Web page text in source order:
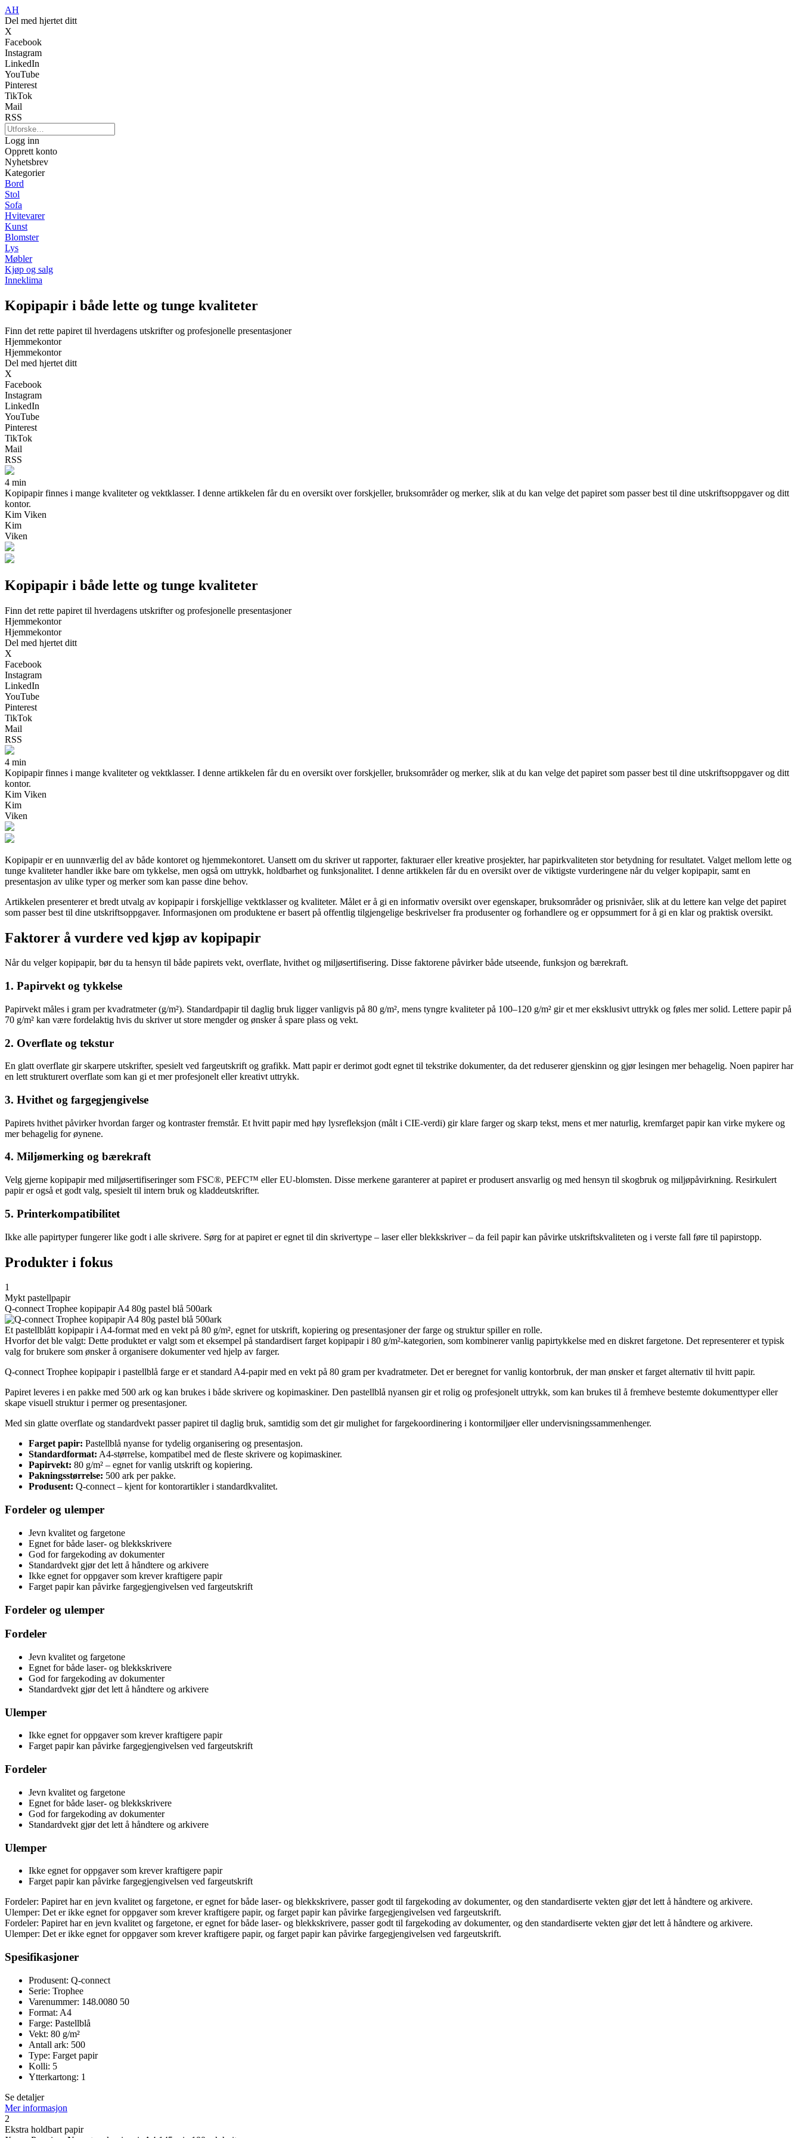
AH
Del med hjertet ditt
X
Facebook
Instagram
LinkedIn
YouTube
Pinterest
TikTok
Mail
RSS
Logg inn
Opprett konto
Nyhetsbrev
Kategorier
Bord
Stol
Sofa
Hvitevarer
Kunst
Blomster
Lys
Møbler
Kjøp og salg
Inneklima
Kopipapir i både lette og tunge kvaliteter
Finn det rette papiret til hverdagens utskrifter og profesjonelle presentasjoner
Hjemmekontor
Hjemmekontor
Del med hjertet ditt
X
Facebook
Instagram
LinkedIn
YouTube
Pinterest
TikTok
Mail
RSS
4 min
Kopipapir finnes i mange kvaliteter og vektklasser. I denne artikkelen får du en oversikt over forskjeller, bruksområder og merker, slik at du kan velge det papiret som passer best til dine utskriftsoppgaver og ditt
kontor.
Kim Viken
Kim
Viken
Kopipapir i både lette og tunge kvaliteter
Finn det rette papiret til hverdagens utskrifter og profesjonelle presentasjoner
Hjemmekontor
Hjemmekontor
Del med hjertet ditt
X
Facebook
Instagram
LinkedIn
YouTube
Pinterest
TikTok
Mail
RSS
4 min
Kopipapir finnes i mange kvaliteter og vektklasser. I denne artikkelen får du en oversikt over forskjeller, bruksområder og merker, slik at du kan velge det papiret som passer best til dine utskriftsoppgaver og ditt
kontor.
Kim Viken
Kim
Viken
Kopipapir er en uunnværlig del av både kontoret og hjemmekontoret. Uansett om du skriver ut rapporter, fakturaer eller kreative prosjekter, har papirkvaliteten stor betydning for resultatet. Valget mellom lette og
tunge kvaliteter handler ikke bare om tykkelse, men også om uttrykk, holdbarhet og funksjonalitet. I denne artikkelen får du en oversikt over de viktigste vurderingene når du velger kopipapir, samt en
presentasjon av ulike typer og merker som kan passe dine behov.
Artikkelen presenterer et bredt utvalg av kopipapir i forskjellige vektklasser og kvaliteter. Målet er å gi en informativ oversikt over egenskaper, bruksområder og prisnivåer, slik at du lettere kan velge det papiret
som passer best til dine utskriftsoppgaver. Informasjonen om produktene er basert på offentlig tilgjengelige beskrivelser fra produsenter og forhandlere og er oppsummert for å gi en klar og praktisk oversikt.
Faktorer å vurdere ved kjøp av kopipapir
Når du velger kopipapir, bør du ta hensyn til både papirets vekt, overflate, hvithet og miljøsertifisering. Disse faktorene påvirker både utseende, funksjon og bærekraft.
1. Papirvekt og tykkelse
Papirvekt måles i gram per kvadratmeter (g/m²). Standardpapir til daglig bruk ligger vanligvis på 80 g/m², mens tyngre kvaliteter på 100–120 g/m² gir et mer eksklusivt uttrykk og føles mer solid. Lettere papir på
70 g/m² kan være fordelaktig hvis du skriver ut store mengder og ønsker å spare plass og vekt.
2. Overflate og tekstur
En glatt overflate gir skarpere utskrifter, spesielt ved fargeutskrift og grafikk. Matt papir er derimot godt egnet til tekstrike dokumenter, da det reduserer gjenskinn og gjør lesingen mer behagelig. Noen papirer har
en lett strukturert overflate som kan gi et mer profesjonelt eller kreativt uttrykk.
3. Hvithet og fargegjengivelse
Papirets hvithet påvirker hvordan farger og kontraster fremstår. Et hvitt papir med høy lysrefleksjon (målt i CIE-verdi) gir klare farger og skarp tekst, mens et mer naturlig, kremfarget papir kan virke mykere og
mer behagelig for øynene.
4. Miljømerking og bærekraft
Velg gjerne kopipapir med miljøsertifiseringer som FSC®, PEFC™ eller EU-blomsten. Disse merkene garanterer at papiret er produsert ansvarlig og med hensyn til skogbruk og miljøpåvirkning. Resirkulert
papir er også et godt valg, spesielt til intern bruk og kladdeutskrifter.
5. Printerkompatibilitet
Ikke alle papirtyper fungerer like godt i alle skrivere. Sørg for at papiret er egnet til din skrivertype – laser eller blekkskriver – da feil papir kan påvirke utskriftskvaliteten og i verste fall føre til papirstopp.
Produkter i fokus
1
Mykt pastellpapir
Q-connect Trophee kopipapir A4 80g pastel blå 500ark
Et pastellblått kopipapir i A4-format med en vekt på 80 g/m², egnet for utskrift, kopiering og presentasjoner der farge og struktur spiller en rolle.
Hvorfor det ble valgt: Dette produktet er valgt som et eksempel på standardisert farget kopipapir i 80 g/m²-kategorien, som kombinerer vanlig papirtykkelse med en diskret fargetone. Det representerer et typisk
valg for brukere som ønsker å organisere dokumenter ved hjelp av farger.
Q-connect Trophee kopipapir i pastellblå farge er et standard A4-papir med en vekt på 80 gram per kvadratmeter. Det er beregnet for vanlig kontorbruk, der man ønsker et farget alternativ til hvitt papir.
Papiret leveres i en pakke med 500 ark og kan brukes i både skrivere og kopimaskiner. Den pastellblå nyansen gir et rolig og profesjonelt uttrykk, som kan brukes til å fremheve bestemte dokumenttyper eller
skape visuell struktur i permer og presentasjoner.
Med sin glatte overflate og standardvekt passer papiret til daglig bruk, samtidig som det gir mulighet for fargekoordinering i kontormiljøer eller undervisningssammenhenger.
Farget papir: Pastellblå nyanse for tydelig organisering og presentasjon.
Standardformat: A4-størrelse, kompatibel med de fleste skrivere og kopimaskiner.
Papirvekt: 80 g/m² – egnet for vanlig utskrift og kopiering.
Pakningsstørrelse: 500 ark per pakke.
Produsent: Q-connect – kjent for kontorartikler i standardkvalitet.
Fordeler og ulemper
Jevn kvalitet og fargetone
Egnet for både laser- og blekkskrivere
God for fargekoding av dokumenter
Standardvekt gjør det lett å håndtere og arkivere
Ikke egnet for oppgaver som krever kraftigere papir
Farget papir kan påvirke fargegjengivelsen ved fargeutskrift
Fordeler og ulemper
Fordeler
Jevn kvalitet og fargetone
Egnet for både laser- og blekkskrivere
God for fargekoding av dokumenter
Standardvekt gjør det lett å håndtere og arkivere
Ulemper
Ikke egnet for oppgaver som krever kraftigere papir
Farget papir kan påvirke fargegjengivelsen ved fargeutskrift
Fordeler
Jevn kvalitet og fargetone
Egnet for både laser- og blekkskrivere
God for fargekoding av dokumenter
Standardvekt gjør det lett å håndtere og arkivere
Ulemper
Ikke egnet for oppgaver som krever kraftigere papir
Farget papir kan påvirke fargegjengivelsen ved fargeutskrift
Fordeler: Papiret har en jevn kvalitet og fargetone, er egnet for både laser- og blekkskrivere, passer godt til fargekoding av dokumenter, og den standardiserte vekten gjør det lett å håndtere og arkivere.
Ulemper: Det er ikke egnet for oppgaver som krever kraftigere papir, og farget papir kan påvirke fargegjengivelsen ved fargeutskrift.
Fordeler: Papiret har en jevn kvalitet og fargetone, er egnet for både laser- og blekkskrivere, passer godt til fargekoding av dokumenter, og den standardiserte vekten gjør det lett å håndtere og arkivere.
Ulemper: Det er ikke egnet for oppgaver som krever kraftigere papir, og farget papir kan påvirke fargegjengivelsen ved fargeutskrift.
Spesifikasjoner
Produsent: Q-connect
Serie: Trophee
Varenummer: 148.0080 50
Format: A4
Farge: Pastellblå
Vekt: 80 g/m²
Antall ark: 500
Type: Farget papir
Kolli: 5
Ytterkartong: 1
Se detaljer
Mer informasjon
2
Ekstra holdbart papir